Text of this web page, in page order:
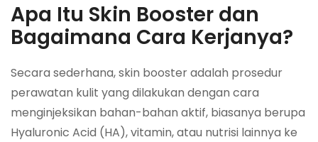
Apa Itu Skin Booster dan
Bagaimana Cara Kerjanya?
Secara sederhana, skin booster adalah prosedur
perawatan kulit yang dilakukan dengan cara
menginjeksikan bahan-bahan aktif, biasanya berupa
Hyaluronic Acid (HA), vitamin, atau nutrisi lainnya ke